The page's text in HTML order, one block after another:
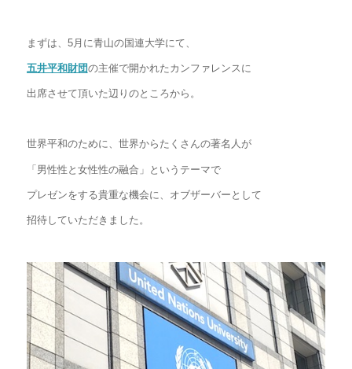
まずは、5月に青山の国連大学にて、
五井平和財団の主催で開かれたカンファレンスに
出席させて頂いた辺りのところから。
世界平和のために、世界からたくさんの著名人が
「男性性と女性性の融合」というテーマで
プレゼンをする貴重な機会に、オブザーバーとして
招待していただきました。